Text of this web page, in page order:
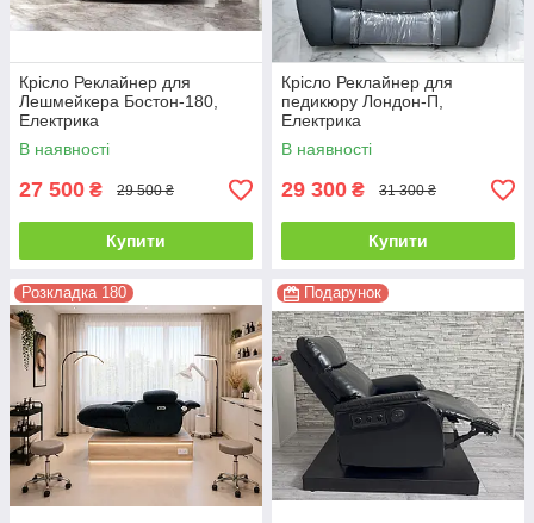
Крісло Реклайнер для
Лешмейкера Бостон-180,
Електрика
В наявності
27 500 ₴ 29 500 ₴
Купити
Крісло Реклайнер для
педикюру Лондон-П,
Електрика
В наявності
29 300 ₴ 31 300 ₴
Купити
Розкладка 180 Подарунок